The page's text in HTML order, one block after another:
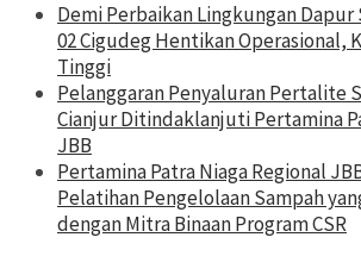
Demi Perbaikan Lingkungan Dapur
02 Cigudeg Hentikan Operasional,
Tinggi
Pelanggaran Penyaluran Pertalite
Cianjur Ditindaklanjuti Pertamina
JBB
Pertamina Patra Niaga Regional
Pelatihan Pengelolaan Sampah
dengan Mitra Binaan Program CSR